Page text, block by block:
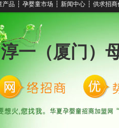
产品 ┆ 孕婴童市场 ┆ 新闻中心 ┆ 供求招商
淳一（厦门）